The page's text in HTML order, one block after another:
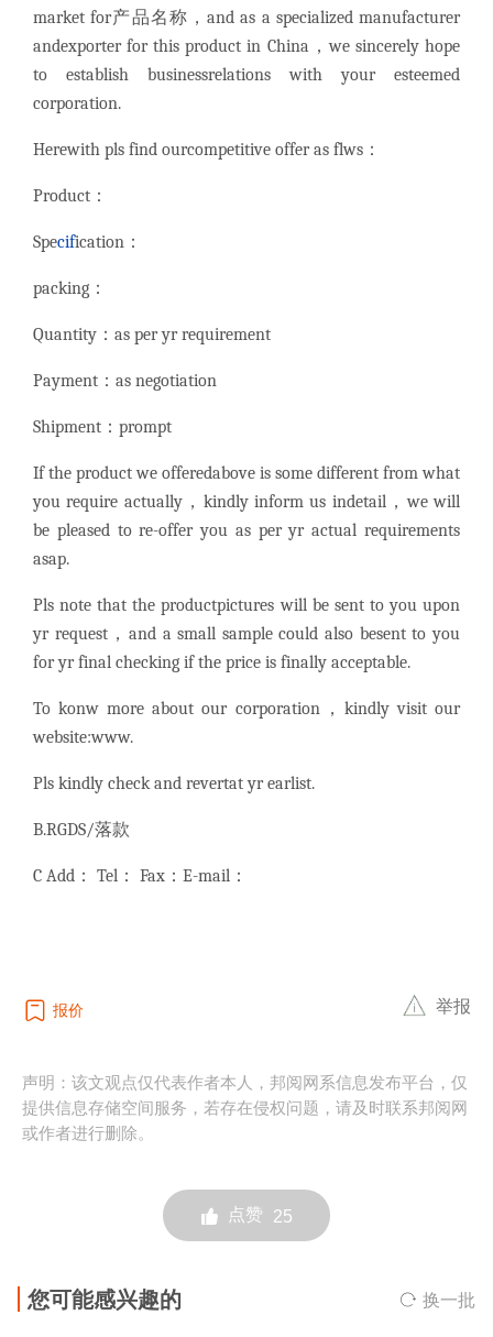
market for产品名称，and as a specialized manufacturer
andexporter for this product in China，we sincerely hope
to establish businessrelations with your esteemed
corporation.
Herewith pls find ourcompetitive offer as flws：
Product：
Specification：
packing：
Quantity：as per yr requirement
Payment：as negotiation
Shipment：prompt
If the product we offeredabove is some different from what
you require actually，kindly inform us indetail，we will
be pleased to re-offer you as per yr actual requirements
asap.
Pls note that the productpictures will be sent to you upon
yr request，and a small sample could also besent to you
for yr final checking if the price is finally acceptable.
To konw more about our corporation，kindly visit our
website:www.
Pls kindly check and revertat yr earlist.
B.RGDS/落款
C Add： Tel： Fax：E-mail：
报价 举报
声明：该文观点仅代表作者本人，邦阅网系信息发布平台，仅
提供信息存储空间服务，若存在侵权问题，请及时联系邦阅网
或作者进行删除。
点赞 25
您可能感兴趣的 换一批